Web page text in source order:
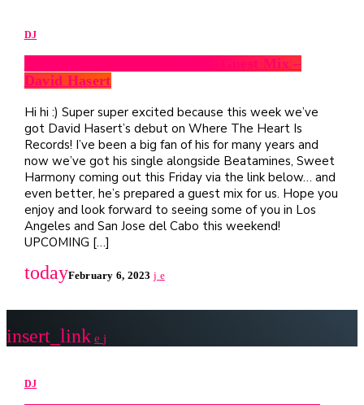
DJ
Welcome Hohme Radio 141 – Guest Mix –
David Hasert
Hi hi :) Super super excited because this week we’ve
got David Hasert’s debut on Where The Heart Is
Records! I’ve been a big fan of his for many years and
now we’ve got his single alongside Beatamines, Sweet
Harmony coming out this Friday via the link below… and
even better, he’s prepared a guest mix for us. Hope you
enjoy and look forward to seeing some of you in Los
Angeles and San Jose del Cabo this weekend!
UPCOMING […]
todayFebruary 6, 2023
insert_link
DJ